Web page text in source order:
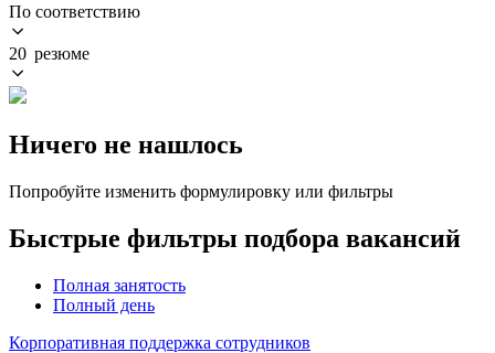
По соответствию
20 резюме
Ничего не нашлось
Попробуйте изменить формулировку или фильтры
Быстрые фильтры подбора вакансий
Полная занятость
Полный день
Корпоративная поддержка сотрудников